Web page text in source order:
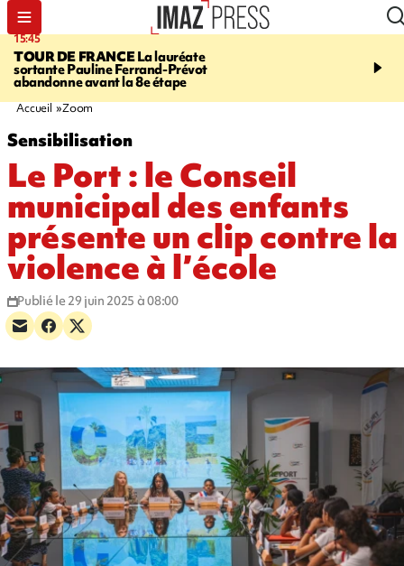
15:45
TOUR DE FRANCELa lauréate
sortante Pauline Ferrand-Prévot
abandonne avant la 8e étape
20:17
routière, concours de
Accueil Zoom
Sensibilisation
Le Port : le Conseil
municipal des enfants
présente un clip contre la
violence à l’école
Publié le 29 juin 2025 à 08:00